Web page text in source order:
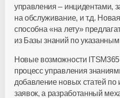
управления – инцидентами,
на обслуживание, и т.д.
способна «на лету»
из Базы знаний по
Новые возможности
процесс управления
добавление новых статей по
заявок, а разработанный